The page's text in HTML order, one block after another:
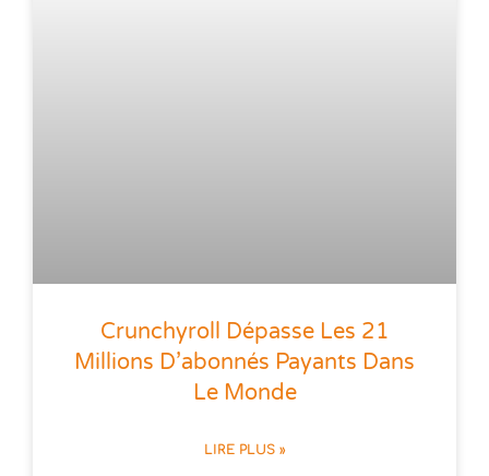
Crunchyroll Dépasse Les 21
Millions D’abonnés Payants Dans
Le Monde
LIRE PLUS »